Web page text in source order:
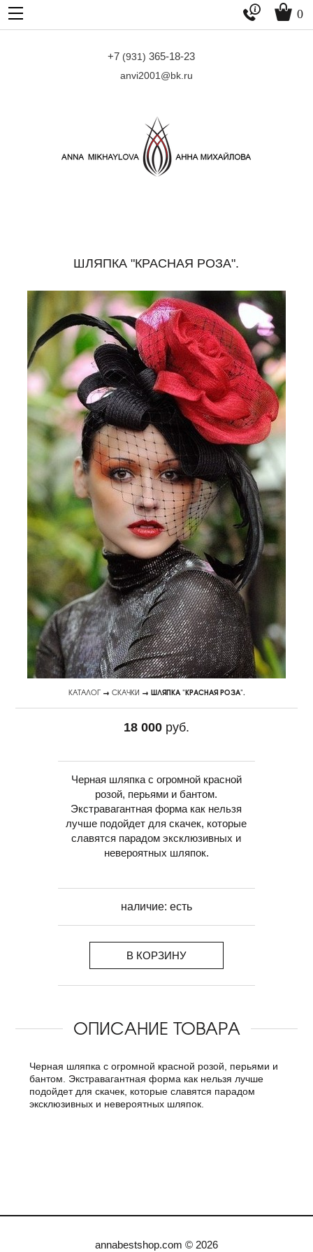
+7 (931) 365-18-23
anvi2001@bk.ru
  0
ШЛЯПКА "КРАСНАЯ РОЗА".
КАТАЛОГ→ СКАЧКИ → ШЛЯПКА "КРАСНАЯ РОЗА".
Черная шляпка с огромной красной
розой, перьями и бантом.
Экстравагантная форма как нельзя
лучше подойдет для скачек, которые
славятся парадом эксклюзивных и
невероятных шляпок.
наличие: есть
18 000руб.
В КОРЗИНУ
ОПИСАНИЕ ТОВАРА
Черная шляпка с огромной красной розой, перьями и
бантом. Экстравагантная форма как нельзя лучше
подойдет для скачек, которые славятся парадом
эксклюзивных и невероятных шляпок.
annabestshop.com © 2026